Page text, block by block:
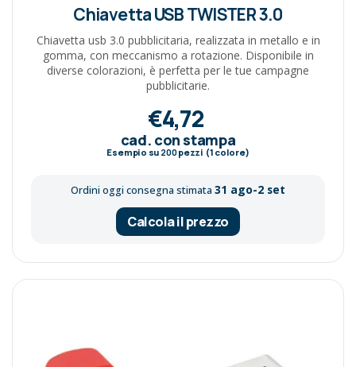
Chiavetta USB TWISTER 3.0
Chiavetta usb 3.0 pubblicitaria, realizzata in metallo e in
gomma, con meccanismo a rotazione. Disponibile in
diverse colorazioni, è perfetta per le tue campagne
pubblicitarie.
€4,72
cad. con stampa
Esempio su 200pezzi (1 colore)
Ordini oggi consegna stimata 31 ago-2 set
Calcola il prezzo